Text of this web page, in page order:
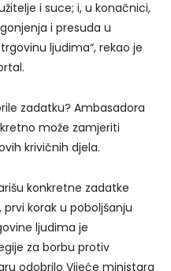
i suce; i, u konačnici,
i presuda u
ljudima“, rekao je
zadatku? Ambasadora
može zamjeriti
krivičnih djela.
konkretne zadatke
korak u poboljšanju
ljudima je
za borbu protiv
odobrilo Vijeće ministara